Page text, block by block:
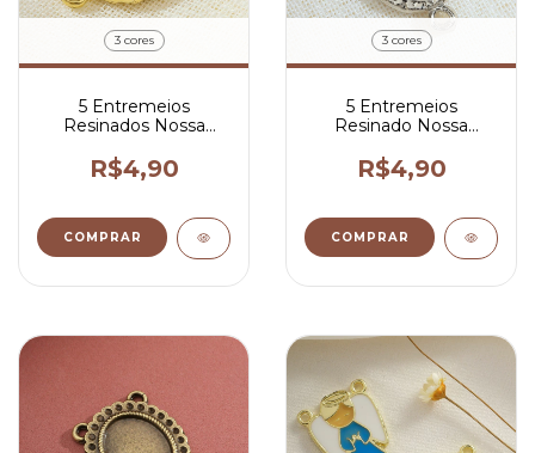
3 cores
5 Entremeios
Resinados Nossa
Para Terço 2x1,5 cm
R$4,90
COMPRAR
3 cores
5 Entremeios
Resinado Nossa
Para Terço 2x1,5 cm
R$4,90
COMPRAR